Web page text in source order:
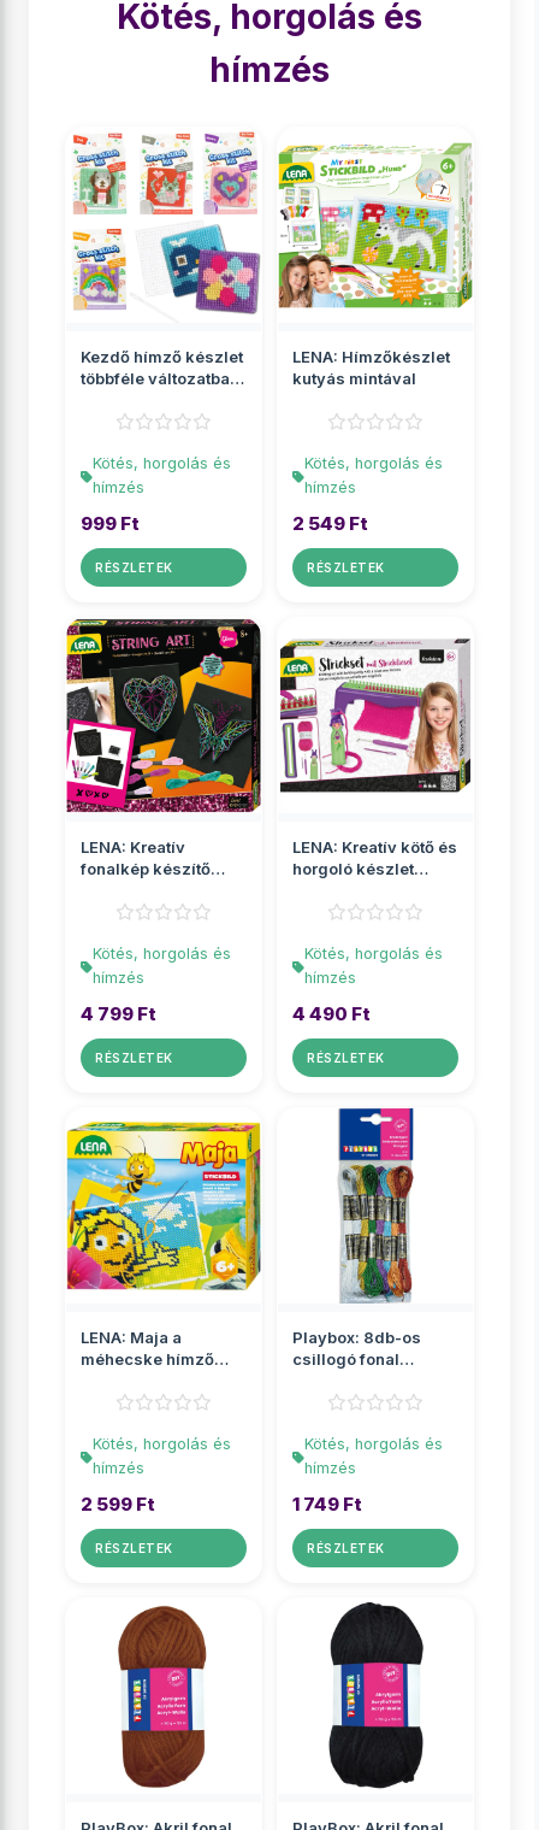
Kötés, horgolás és
hímzés
Kezdő hímző készlet
többféle változatban
Kötés, horgolás és
hímzés
999 Ft
RÉSZLETEK
LENA: Hímzőkészlet
kutyás mintával
Kötés, horgolás és
hímzés
2 549 Ft
RÉSZLETEK
LENA: Kreatív
fonalkép készítő
szí...
Kötés, horgolás és
hímzés
4 799 Ft
RÉSZLETEK
LENA: Kreatív kötő és
horgoló készlet
Kötés, horgolás és
hímzés
4 490 Ft
RÉSZLETEK
LENA: Maja a
méhecske hímző
Kötés, horgolás és
hímzés
2 599 Ft
RÉSZLETEK
Playbox: 8db-os
csillogó fonal
színek...
Kötés, horgolás és
hímzés
1 749 Ft
RÉSZLETEK